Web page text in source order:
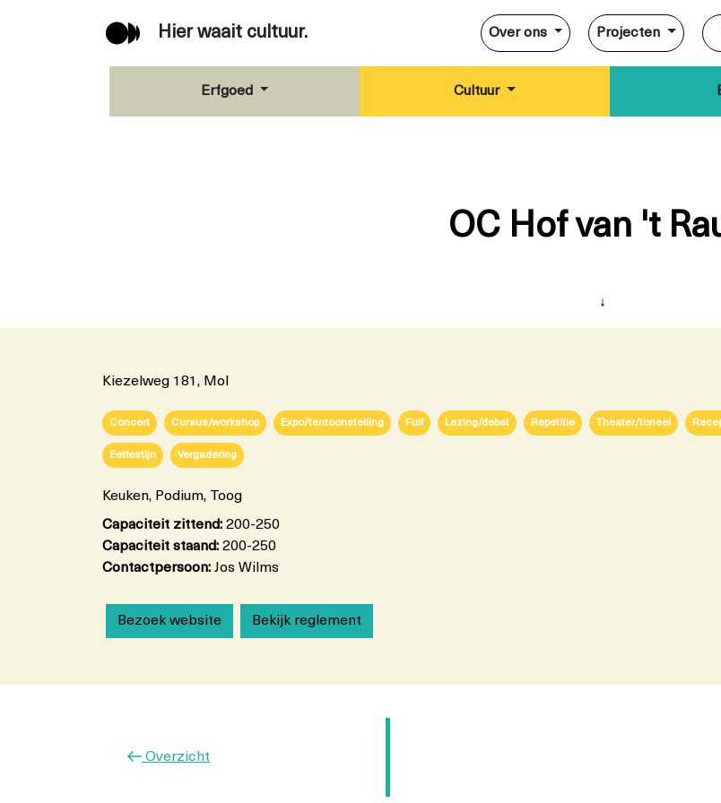
Hier waait cultuur. Over ons Projecten
Erfgoed Cultuur
OC Hof van 't
↓
Kiezelweg 181, Mol
Concert Cursus/workshop Expo/tentoonstelling Fuif Lezing/debat Repetitie Theater/toneel
Eetfestijn Vergadering
Keuken, Podium, Toog
Capaciteit zittend: 200-250
Capaciteit staand: 200-250
Contactpersoon: Jos Wilms
Bezoek website Bekijk reglement
VorigOverzicht